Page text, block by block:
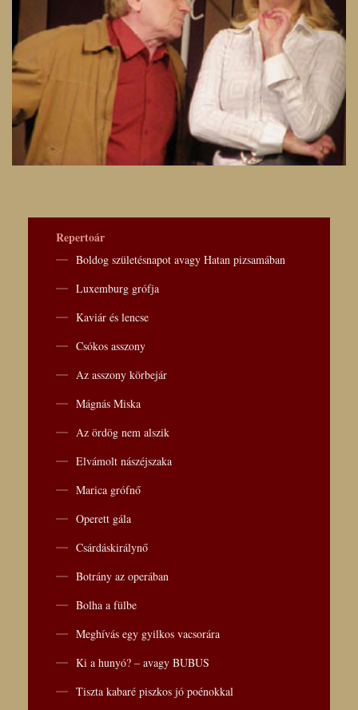
Repertoár
Boldog születésnapot avagy Hatan pizsamában
Luxemburg grófja
Kaviár és lencse
Csókos asszony
Az asszony körbejár
Mágnás Miska
Az ördög nem alszik
Elvámolt nászéjszaka
Marica grófnő
Operett gála
Csárdáskirálynő
Botrány az operában
Bolha a fülbe
Meghívás egy gyilkos vacsorára
Ki a hunyó? – avagy BUBUS
Tiszta kabaré piszkos jó poénokkal